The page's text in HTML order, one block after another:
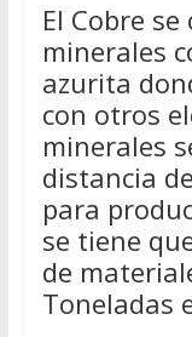
El Cobre
minerales
azurita
con otros
minerales
distancia
para
se tiene
de
Toneladas